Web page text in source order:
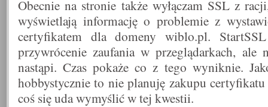
Obecnie na stronie także wyłączam SSL z
wyświetlają informację o problemie z
certyfikatem dla domeny wiblo.pl.
przywrócenie zaufania w przeglądarkach,
nastąpi. Czas pokaże co z tego wyniknie.
hobbystycznie to nie planuję zakupu
coś się uda wymyślić w tej kwestii.